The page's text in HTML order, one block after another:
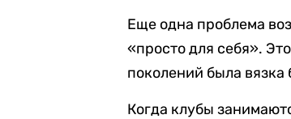
Еще одна проблема
«просто для себя».
поколений была
Когда клубы